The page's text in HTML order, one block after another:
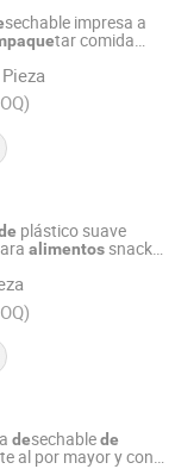
tipo zip
sechable impresa a
tar comida
plástico suave
alimentossnacks
desechablede
al por mayor y con